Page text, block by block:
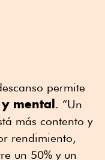
permite
mental. “Un
más contento y
rendimiento,
un 50% y un